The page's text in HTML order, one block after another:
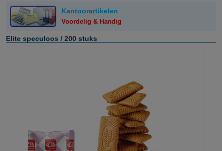
Kantoorartikelen
Voordelig & Handig
Elite speculoos / 200 stuks